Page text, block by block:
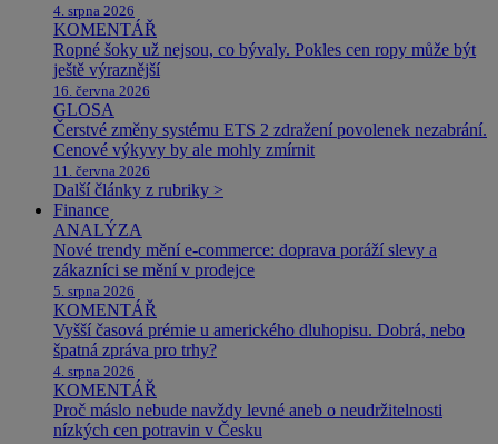
4. srpna 2026
KOMENTÁŘ
Ropné šoky už nejsou, co bývaly. Pokles cen ropy může být
ještě výraznější
16. června 2026
GLOSA
Čerstvé změny systému ETS 2 zdražení povolenek nezabrání.
Cenové výkyvy by ale mohly zmírnit
11. června 2026
Další články z rubriky >
Finance
ANALÝZA
Nové trendy mění e-commerce: doprava poráží slevy a
zákazníci se mění v prodejce
5. srpna 2026
KOMENTÁŘ
Vyšší časová prémie u amerického dluhopisu. Dobrá, nebo
špatná zpráva pro trhy?
4. srpna 2026
KOMENTÁŘ
Proč máslo nebude navždy levné aneb o neudržitelnosti
nízkých cen potravin v Česku